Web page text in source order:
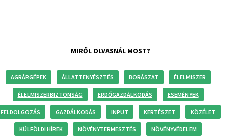
MIRŐL OLVASNÁL MOST?
AGRÁRGÉPEK ÁLLATTENYÉSZTÉS BORÁSZAT ÉLELMISZER
ÉLELMISZERBIZTONSÁG ERDŐGAZDÁLKODÁS ESEMÉNYEK
FELDOLGOZÁS GAZDÁLKODÁS INPUT KERTÉSZET KÖZÉLET
KÜLFÖLDI HÍREK NÖVÉNYTERMESZTÉS NÖVÉNYVÉDELEM